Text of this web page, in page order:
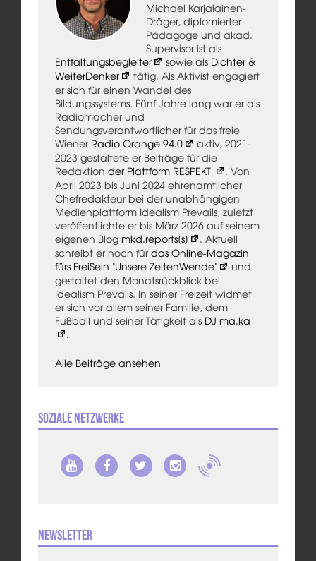
Michael Karjalainen-
Dräger, diplomierter
Pädagoge und akad.
Supervisor ist als
Entfaltungsbegleiter
sowie als Dichter &
WeiterDenker
tätig. Als Aktivist engagiert
er sich für einen Wandel des
Bildungssystems. Fünf Jahre lang war er als
Radiomacher und
Sendungsverantwortlicher für das freie
Wiener Radio Orange 94.0
aktiv, 2021-
2023 gestaltete er Beiträge für die
Redaktion der Plattform RESPEKT
. Von
April 2023 bis Juni 2024 ehrenamtlicher
Chefredakteur bei der unabhängigen
Medienplattform Idealism Prevails, zuletzt
veröffentlichte er bis März 2026 auf seinem
eigenen Blog mkd.reports[s]
. Aktuell
schreibt er noch für das Online-Magazin
fürs FreiSein "Unsere ZeitenWende"
und
gestaltet den Monatsrückblick bei
Idealism Prevails. In seiner Freizeit widmet
er sich vor allem seiner Familie, dem
Fußball und seiner Tätigkeit als DJ ma.ka
.
Alle Beiträge ansehen
Soziale Netzwerke
Newsletter